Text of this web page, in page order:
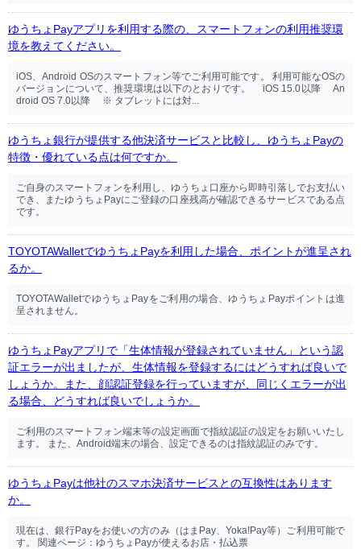
ゆうちょPayアプリを利用する際の、スマートフォンの利用推奨環
境を教えてください。
iOS、Android OSのスマートフォン等でご利用可能です。 利用可能なOSの
バージョンについて、推奨環境は以下のとおりです。 iOS 15.0以降 An
droid OS 7.0以降 ※ タブレットには対...
ゆうちょ銀行が提供する他決済サービスと比較し、ゆうちょPayの
特徴・優れている点は何ですか。
ご自身のスマートフォンを利用し、ゆうちょ口座から即時引落しでお支払い
でき、またゆうちょPayにご登録の口座残高が確認できるサービスである点
です。
TOYOTAWalletでゆうちょPayを利用した場合、ポイントが進呈され
るか。
TOYOTAWalletでゆうちょPayをご利用の場合、ゆうちょPayポイントは進
呈されません。
ゆうちょPayアプリで「生体情報が登録されていません」という認
証エラーが出ましたが、生体情報を登録するにはどうすれば良いで
しょうか。また、顔認証登録を行っていますが、同じくエラーが出
る場合、どうすれば良いでしょうか。
ご利用のスマートフォン端末等の設定画面で指紋認証の設定をお願いいたし
ます。 また、Android端末の場合、設定できるのは指紋認証のみです。
ゆうちょPayは他社のスマホ決済サービスとの互換性はあります
か。
現在は、銀行Payをお使いの方のみ（はまPay、Yoka!Pay等）ご利用可能で
す。 関連ページ：ゆうちょPayが使えるお店・払込票